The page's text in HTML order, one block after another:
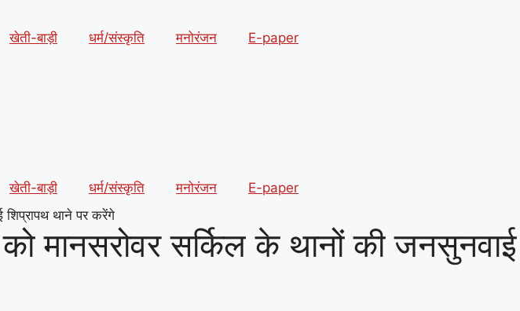
खेती-बाड़ी धर्म/संस्कृति मनोरंजन E-paper
खेती-बाड़ी धर्म/संस्कृति मनोरंजन
E-paper
थाने पर करेंगे
मानसरोवर सर्किल के थानों की जनसुनवाई